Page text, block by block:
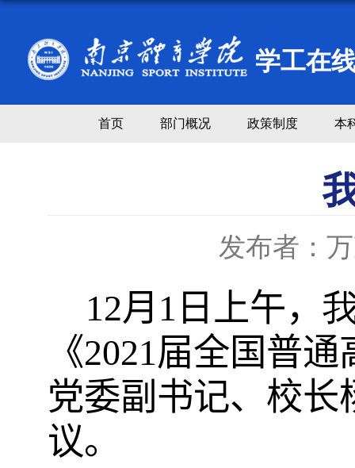
学工在
首页 部门概况 政策制度 本
发布者：
12月 1 日上午，
《2021届全国普通
党委副书记、校
议。